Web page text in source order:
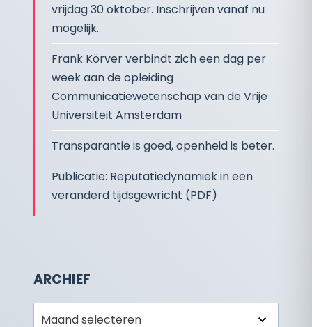
vrijdag 30 oktober. Inschrijven vanaf nu
mogelijk.
Frank Körver verbindt zich een dag per
week aan de opleiding
Communicatiewetenschap van de Vrije
Universiteit Amsterdam
Transparantie is goed, openheid is beter.
Publicatie: Reputatiedynamiek in een
veranderd tijdsgewricht (PDF)
ARCHIEF
Archief